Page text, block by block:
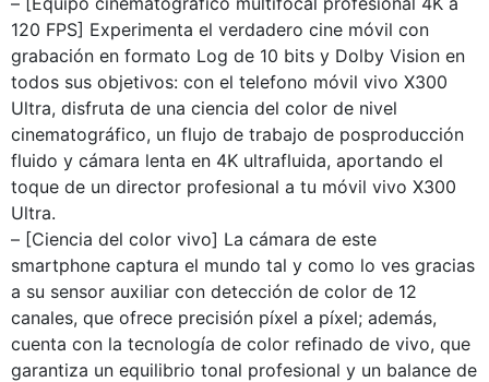
120 FPS] Experimenta el verdadero cine móvil con
grabación en formato Log de 10 bits y Dolby Vision en
todos sus objetivos: con el telefono móvil vivo X300
Ultra, disfruta de una ciencia del color de nivel
cinematográfico, un flujo de trabajo de posproducción
fluido y cámara lenta en 4K ultrafluida, aportando el
toque de un director profesional a tu móvil vivo X300
Ultra.
– [Ciencia del color vivo] La cámara de este
smartphone captura el mundo tal y como lo ves gracias
a su sensor auxiliar con detección de color de 12
canales, que ofrece precisión píxel a píxel; además,
cuenta con la tecnología de color refinado de vivo, que
garantiza un equilibrio tonal profesional y un balance de